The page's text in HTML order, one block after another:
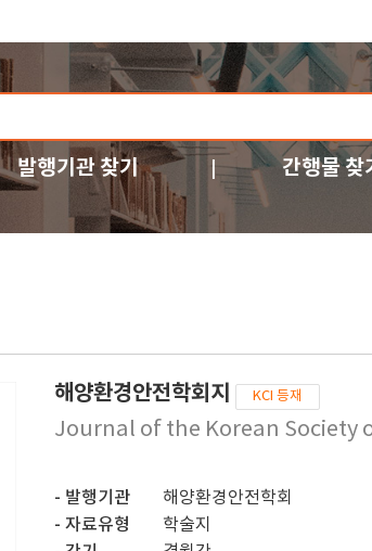
발행기관 찾기 간행물 찾
해양환경안전학회지 KCI 등재
Journal of the Korean Society
발행기관
해양환경안전학회
자료유형
학술지